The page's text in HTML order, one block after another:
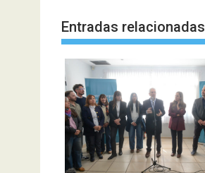
Entradas relacionadas